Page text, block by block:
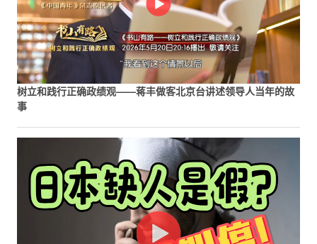
树立和践行正确政绩观——蒋丰做客北京台讲述领导人当年的故
事